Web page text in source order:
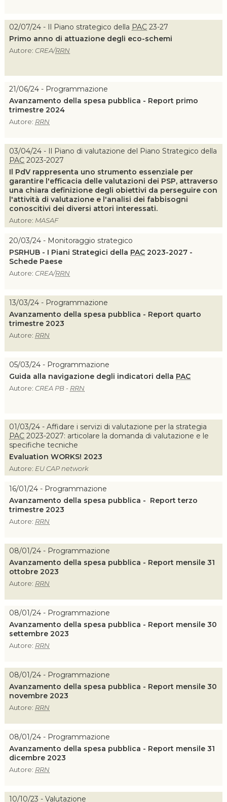
02/07/24 - Il Piano strategico della PAC 23-27
Primo anno di attuazione degli eco-schemi
Autore: CREA/RRN
21/06/24 - Programmazione
Avanzamento della spesa pubblica - Report primo
trimestre 2024
Autore: RRN
03/04/24 - Il Piano di valutazione del Piano Strategico della
PAC 2023-2027
Il PdV rappresenta uno strumento essenziale per
garantire l'efficacia delle valutazioni dei PSP, attraverso
una chiara definizione degli obiettivi da perseguire con
l'attività di valutazione e l'analisi dei fabbisogni
conoscitivi dei diversi attori interessati.
Autore: MASAF
20/03/24 - Monitoraggio strategico
PSRHUB - I Piani Strategici della PAC 2023-2027 -
Schede Paese
Autore: CREA/RRN
13/03/24 - Programmazione
Avanzamento della spesa pubblica - Report quarto
trimestre 2023
Autore: RRN
05/03/24 - Programmazione
Guida alla navigazione degli indicatori della PAC
Autore: CREA PB - RRN
01/03/24 - Affidare i servizi di valutazione per la strategia
PAC 2023-2027: articolare la domanda di valutazione e le
specifiche tecniche
Evaluation WORKS! 2023
Autore: EU CAP network
16/01/24 - Programmazione
Avanzamento della spesa pubblica - Report terzo
trimestre 2023
Autore: RRN
08/01/24 - Programmazione
Avanzamento della spesa pubblica - Report mensile 31
ottobre 2023
Autore: RRN
08/01/24 - Programmazione
Avanzamento della spesa pubblica - Report mensile 30
settembre 2023
Autore: RRN
08/01/24 - Programmazione
Avanzamento della spesa pubblica - Report mensile 30
novembre 2023
Autore: RRN
08/01/24 - Programmazione
Avanzamento della spesa pubblica - Report mensile 31
dicembre 2023
Autore: RRN
10/10/23 - Valutazione